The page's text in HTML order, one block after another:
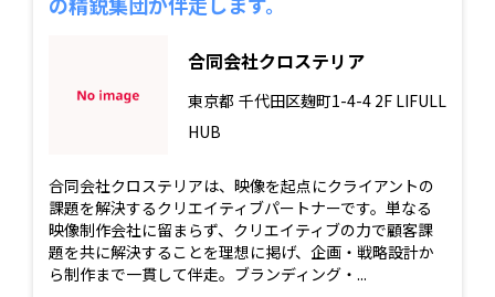
合同会社クロステリア
東京都 千代田区麹町1-4-4 2F LIFULL
HUB
合同会社クロステリアは、映像を起点にクライアントの
課題を解決するクリエイティブパートナーです。単なる
映像制作会社に留まらず、クリエイティブの力で顧客課
題を共に解決することを理想に掲げ、企画・戦略設計か
ら制作まで一貫して伴走。ブランディング・...